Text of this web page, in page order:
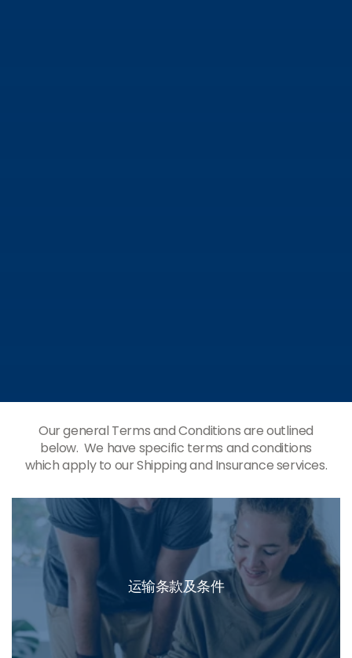
Our general Terms and Conditions are outlined
below. We have specific terms and conditions
which apply to our Shipping and Insurance services.
运输条款及条件